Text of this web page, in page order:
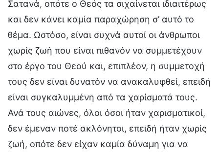
Σατανά, οπότε ο Θεός τα σιχαίνεται ιδιαιτέρως
και δεν κάνει καμία παραχώρηση σ’ αυτό το
θέμα. Ωστόσο, είναι συχνά αυτοί οι άνθρωποι
χωρίς ζωή που είναι πιθανόν να συμμετέχουν
στο έργο του Θεού και, επιπλέον, η συμμετοχή
τους δεν είναι δυνατόν να ανακαλυφθεί, επειδή
είναι συγκαλυμμένη από τα χαρίσματά τους.
Ανά τους αιώνες, όλοι όσοι ήταν χαρισματικοί,
δεν έμεναν ποτέ ακλόνητοι, επειδή ήταν χωρίς
ζωή, οπότε δεν είχαν καμία δύναμη για να